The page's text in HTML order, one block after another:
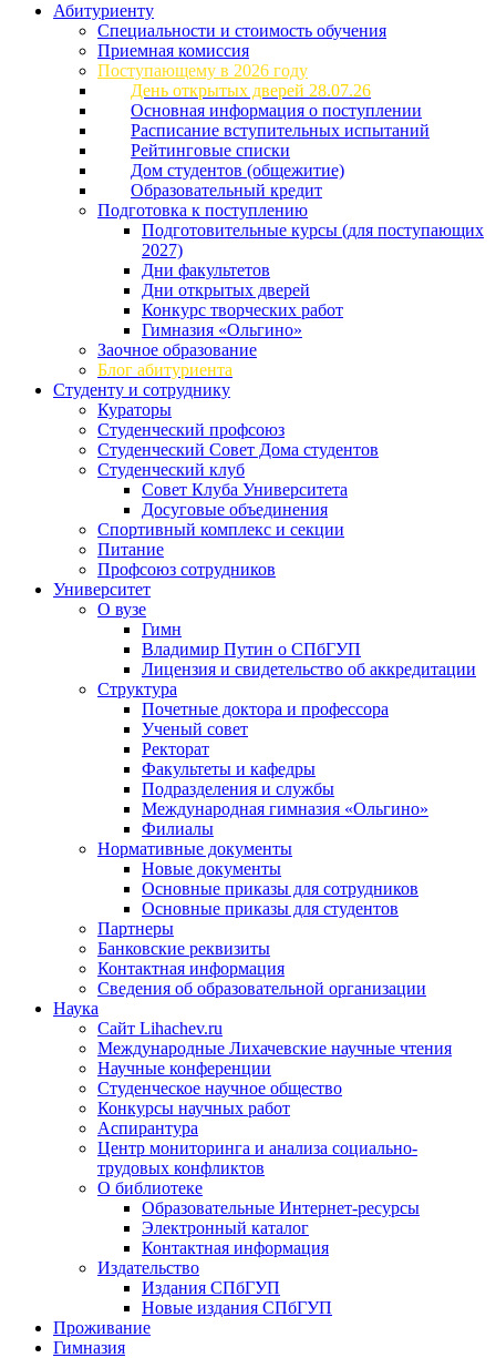
Абитуриенту
Специальности и стоимость обучения
Приемная комиссия
Поступающему в 2026 году
День открытых дверей 28.07.26
Основная информация о поступлении
Расписание вступительных испытаний
Рейтинговые списки
Дом студентов (общежитие)
Образовательный кредит
Подготовка к поступлению
Подготовительные курсы (для поступающих
2027)
Дни факультетов
Дни открытых дверей
Конкурс творческих работ
Гимназия «Ольгино»
Заочное образование
Блог абитуриента
Студенту и сотруднику
Кураторы
Студенческий профсоюз
Студенческий Совет Дома студентов
Студенческий клуб
Совет Клуба Университета
Досуговые объединения
Спортивный комплекс и секции
Питание
Профсоюз сотрудников
Университет
О вузе
Гимн
Владимир Путин о СПбГУП
Лицензия и свидетельство об аккредитации
Структура
Почетные доктора и профессора
Ученый совет
Ректорат
Факультеты и кафедры
Подразделения и службы
Международная гимназия «Ольгино»
Филиалы
Нормативные документы
Новые документы
Основные приказы для сотрудников
Основные приказы для студентов
Партнеры
Банковские реквизиты
Контактная информация
Сведения об образовательной организации
Наука
Сайт Lihachev.ru
Международные Лихачевские научные чтения
Научные конференции
Студенческое научное общество
Конкурсы научных работ
Аспирантура
Центр мониторинга и анализа социально-
трудовых конфликтов
О библиотеке
Образовательные Интернет-ресурсы
Электронный каталог
Контактная информация
Издательство
Издания СПбГУП
Новые издания СПбГУП
Проживание
Гимназия